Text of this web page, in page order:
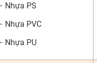
Nhựa PS
Nhựa PVC
Nhựa PU